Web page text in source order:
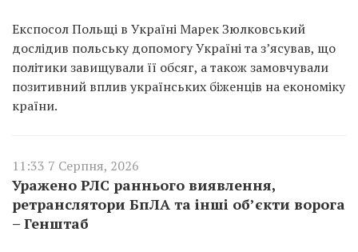
Експосол Польщі в Україні Марек Зюлковський
дослідив польську допомогу Україні та з’ясував, що
політики завищували її обсяг, а також замовчували
позитивний вплив українських біженців на економіку
країни.
11:33 7 Серпня, 2026
Уражено РЛС раннього виявлення,
ретранслятори БпЛА та інші об’єкти ворога
– Генштаб